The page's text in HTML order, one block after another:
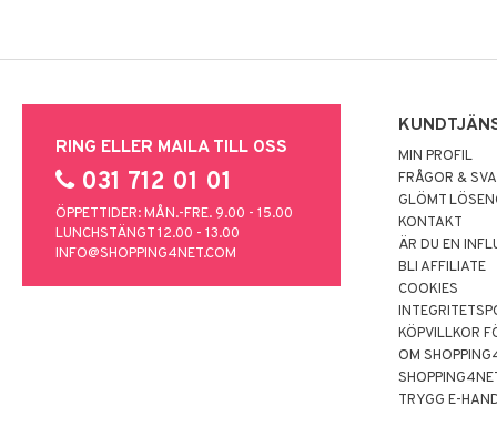
RING ELLER MAILA TILL OSS
031 712 01 01
ÖPPETTIDER: MÅN.-FRE. 9.00 - 15.00
LUNCHSTÄNGT 12.00 - 13.00
INFO@SHOPPING4NET.COM
MIN PROFIL
FRÅGOR &
GLÖMT
KONTAKT
ÄR DU EN
BLI AFFILIATE
COOKIES
KÖPVILLKOR
OM
TRYGG E-